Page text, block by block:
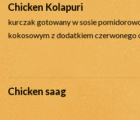
Chicken Kolapuri
kurczak gotowany w sosie
kokosowym z dodatkiem czerwonego
Chicken saag